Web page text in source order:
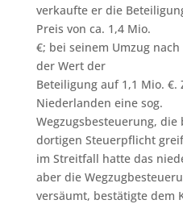
verkaufte er die
Preis von ca. 1,4 Mio.
€; bei seinem Umzug
der Wert der
Beteiligung auf 1,1 Mio. €.
Niederlanden eine sog.
Wegzugsbesteuerung, die
dortigen Steuerpflicht
im Streitfall hatte das
aber die
versäumt, bestätigte dem